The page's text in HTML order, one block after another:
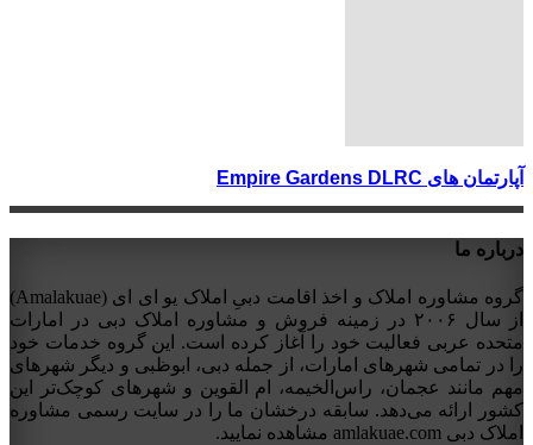
آپارتمان های Empire Gardens DLRC
درباره ما
گروه مشاوره املاک و اخذ اقامت دبیِ املاک یو ای ای (Amalakuae)
از سال ۲۰۰۶ در زمینه فروش و مشاوره املاک دبی در امارات
متحده عربی فعالیت خود را آغاز کرده است. این گروه خدمات خود
را در تمامی شهرهای امارات، از جمله دبی، ابوظبی و دیگر شهرهای
مهم مانند عجمان، راس‌الخیمه، ام القوین و شهرهای کوچک‌تر این
کشور ارائه می‌دهد. سابقه درخشان ما را در سایت رسمی مشاوره
املاک دبی amlakuae.com مشاهده نمایید.